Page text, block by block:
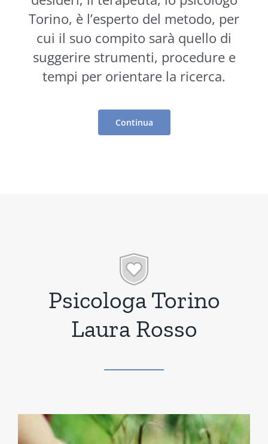
Torino, è l’esperto del metodo, per
cui il suo compito sarà quello di
suggerire strumenti, procedure e
tempi per orientare la ricerca.
Continua
Psicologa Torino
Laura Rosso